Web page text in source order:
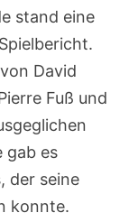
stand eine
David
Fuß und
gab es
der seine
konnte.